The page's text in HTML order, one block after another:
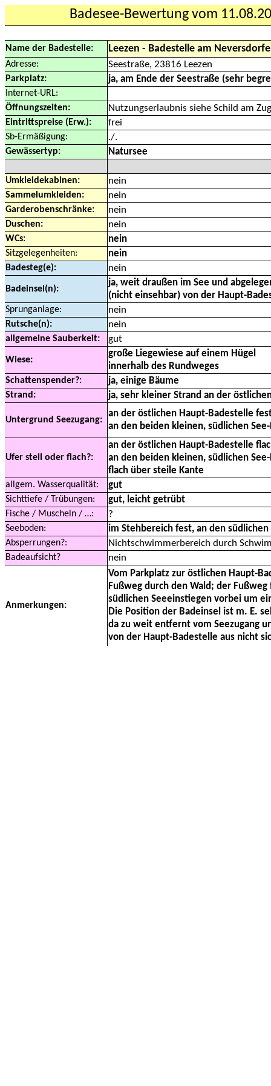
Badesee-Bewertung vom
Name der Badestelle: Leezen - Badestelle am
Adresse: Seestraße, 23816 Leezen
Parkplatz: ja, am Ende der Seestraße (sehr
Internet-URL:
Öffnungszeiten:
Nutzungserlaubnis siehe Schild am
Eintrittspreise (Erw.): frei
Sb-Ermäßigung: ./.
Gewässertyp: Natursee
Umkleidekabinen: nein
Sammelumkleiden: nein
Garderobenschränke: nein
Duschen: nein
WCs: nein
Sitzgelegenheiten: nein
Badesteg(e): nein
Badeinsel(n):
ja, weit draußen im See und
(nicht einsehbar) von der Haupt-
Sprunganlage: nein
Rutsche(n): nein
allgemeine Sauberkeit: gut
Wiese:
große Liegewiese auf einem Hügel
innerhalb des Rundweges
Schattenspender?: ja, einige Bäume
Strand: ja, sehr kleiner Strand an der
Untergrund Seezugang:
an der östlichen Haupt-Badestelle
an den beiden kleinen, südlichen
Ufer steil oder flach?:
an der östlichen Haupt-Badestelle
an den beiden kleinen, südlichen
flach über steile Kante
allgem. Wasserqualität: gut
Sichttiefe / Trübungen: gut, leicht getrübt
Fische / Muscheln / …: ?
Seeboden: im Stehbereich fest, an den
Absperrungen?: Nichtschwimmerbereich durch
Badeaufsicht? nein
Anmerkungen:
Vom Parkplatz zur östlichen Haupt-
Fußweg durch den Wald; der
südlichen Seeeinstiegen vorbei um
Die Position der Badeinsel ist m. E.
da zu weit entfernt vom Seezugang
von der Haupt-Badestelle aus nicht